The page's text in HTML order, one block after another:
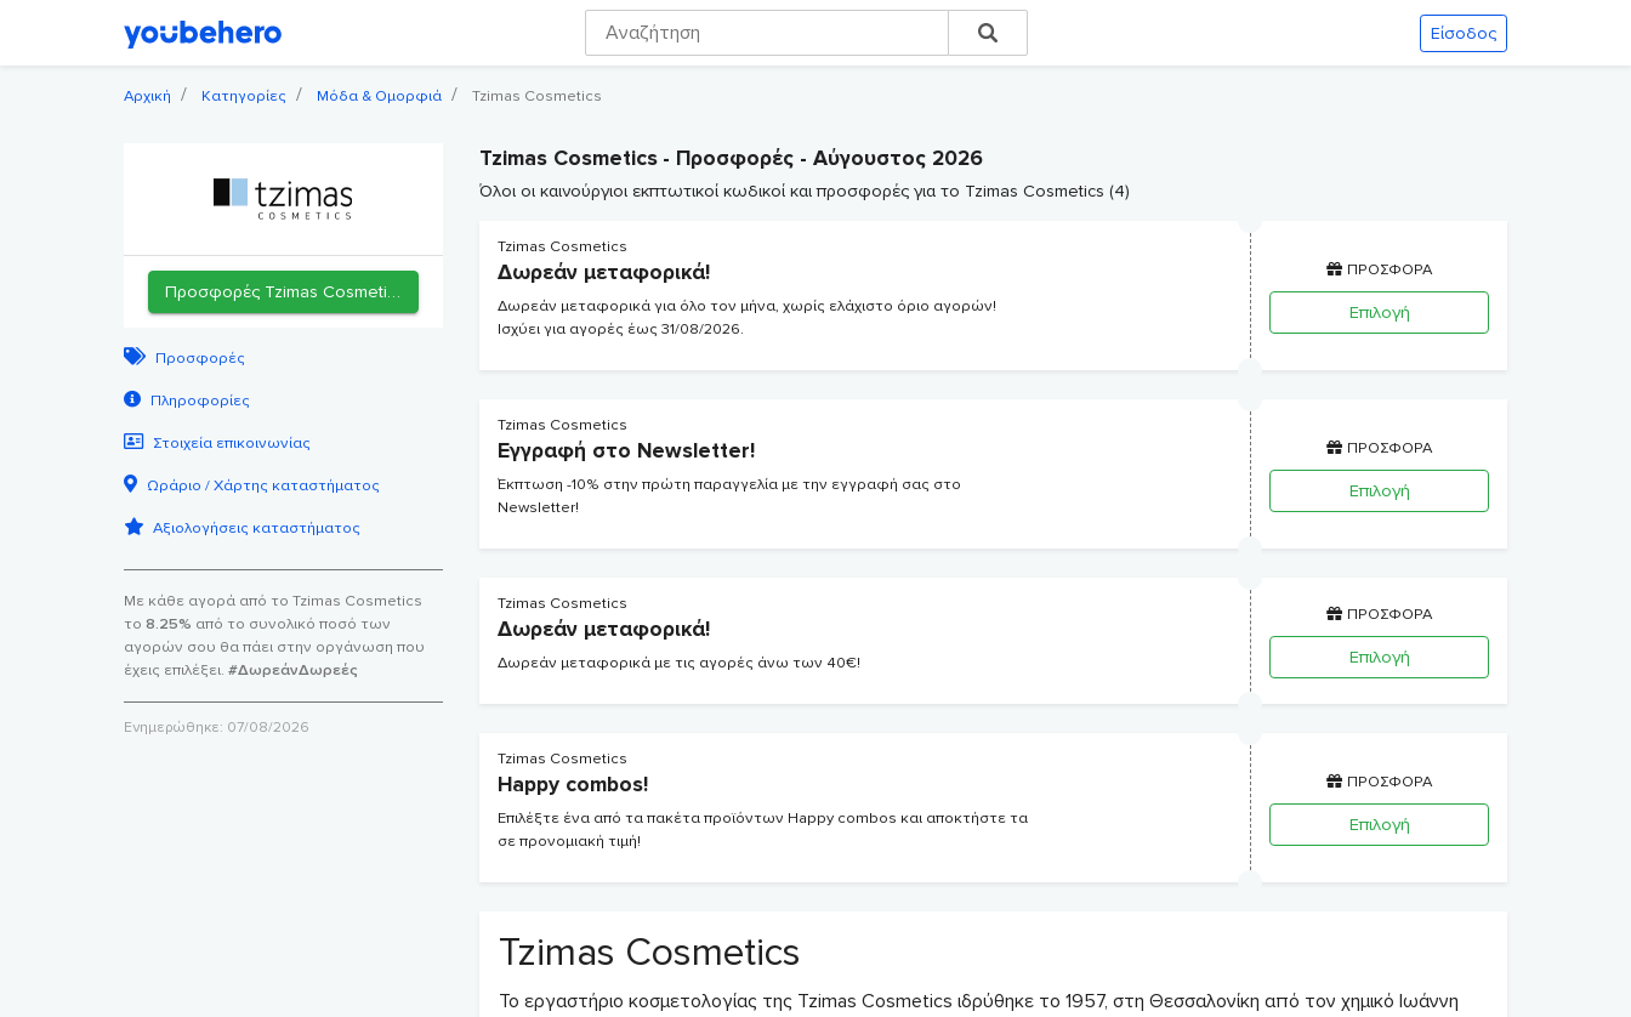
Είσοδος
Αρχική Κατηγορίες Μόδα & Ομορφιά Tzimas Cosmetics
Προσφορές Tzimas Cosmetics
Προσφορές
Πληροφορίες
Στοιχεία επικοινωνίας
Ωράριο / Χάρτης καταστήματος
Αξιολογήσεις καταστήματος
Με κάθε αγορά από το Tzimas Cosmetics
το 8.25% από το συνολικό ποσό των
αγορών σου θα πάει στην οργάνωση που
έχεις επιλέξει. #ΔωρεάνΔωρεές
Ενημερώθηκε: 07/08/2026
Tzimas Cosmetics - Προσφορές - Αύγουστος 2026
Όλοι οι καινούργιοι εκπτωτικοί κωδικοί και προσφορές για το Tzimas Cosmetics (4)
Tzimas Cosmetics
Δωρεάν μεταφορικά!
Δωρεάν μεταφορικά για όλο τον μήνα, χωρίς ελάχιστο όριο αγορών!
Ισχύει για αγορές έως 31/08/2026.
ΠΡΟΣΦΟΡΑ
Επιλογή
Tzimas Cosmetics
Εγγραφή στο Newsletter!
Έκπτωση -10% στην πρώτη παραγγελία με την εγγραφή σας στο
Newsletter!
ΠΡΟΣΦΟΡΑ
Επιλογή
Tzimas Cosmetics
Δωρεάν μεταφορικά!
Δωρεάν μεταφορικά με τις αγορές άνω των 40€!
ΠΡΟΣΦΟΡΑ
Επιλογή
Tzimas Cosmetics
Happy combos!
Επιλέξτε ένα από τα πακέτα προϊόντων Happy combos και αποκτήστε τα
σε προνομιακή τιμή!
ΠΡΟΣΦΟΡΑ
Επιλογή
Tzimas Cosmetics
Το εργαστήριο κοσμετολογίας της Tzimas Cosmetics ιδρύθηκε το 1957, στη Θεσσαλονίκη από τον χημικό Ιωάννη